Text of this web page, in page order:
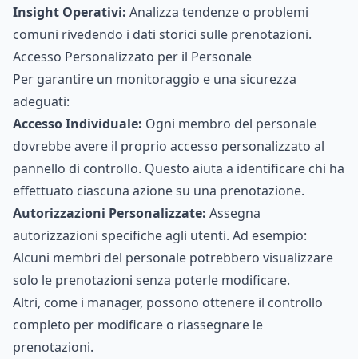
Insight Operativi: Analizza tendenze o problemi
comuni rivedendo i dati storici sulle prenotazioni.
Accesso Personalizzato per il Personale
Per garantire un monitoraggio e una sicurezza
adeguati:
Accesso Individuale: Ogni membro del personale
dovrebbe avere il proprio accesso personalizzato al
pannello di controllo. Questo aiuta a identificare chi ha
effettuato ciascuna azione su una prenotazione.
Autorizzazioni Personalizzate: Assegna
autorizzazioni specifiche agli utenti. Ad esempio:
Alcuni membri del personale potrebbero visualizzare
solo le prenotazioni senza poterle modificare.
Altri, come i manager, possono ottenere il controllo
completo per modificare o riassegnare le
prenotazioni.